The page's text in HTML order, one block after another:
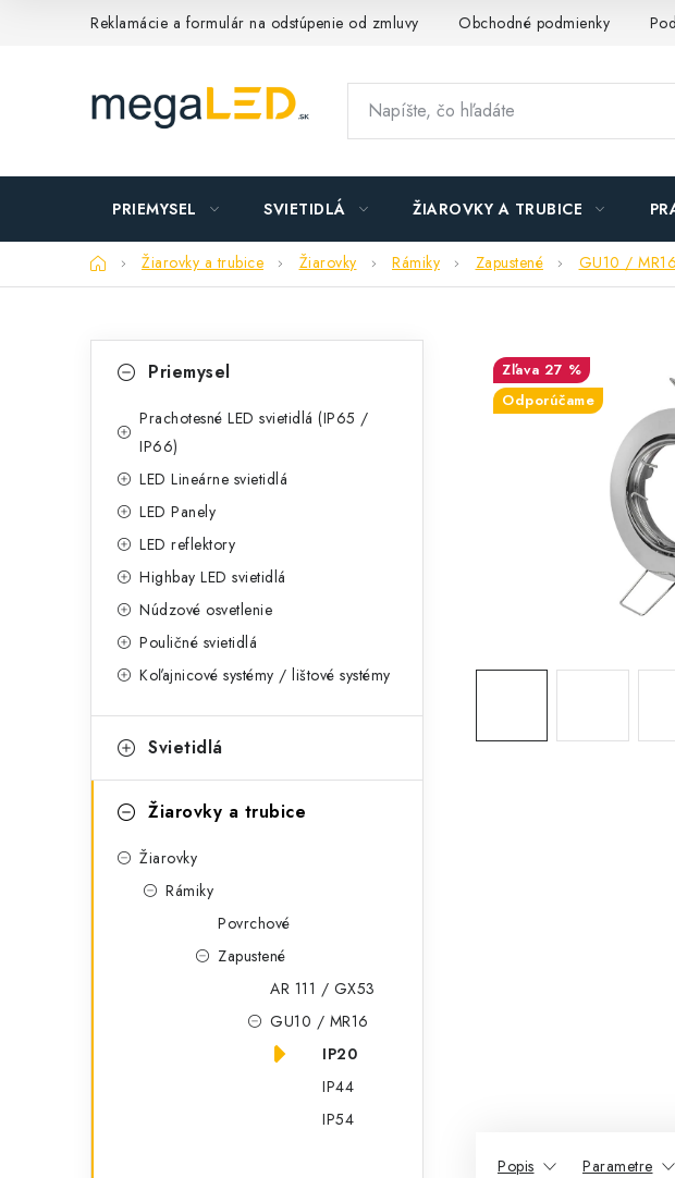
Reklamácie a formulár na odstúpenie od zmluvy Obchodné podmienky
PRIEMYSEL SVIETIDLÁ ŽIAROVKY A TRUBICE
DomovŽiarovky a trubice Žiarovky Rámiky Zapustené GU10 / MR16
l
kategóriePriemysel
Prachotesné LED svietidlá (IP65 /
IP66)
LED Lineárne svietidlá
LED Panely
LED reflektory
Highbay LED svietidlá
Núdzové osvetlenie
Pouličné svietidlá
Koľajnicové systémy / lištové systémy
Svietidlá
Žiarovky a trubice
Žiarovky
Rámiky
Povrchové
Zapustené
AR 111 / GX53
GU10 / MR16
IP20
IP44
IP54
27 %
Odporúčame
Popis Parametre